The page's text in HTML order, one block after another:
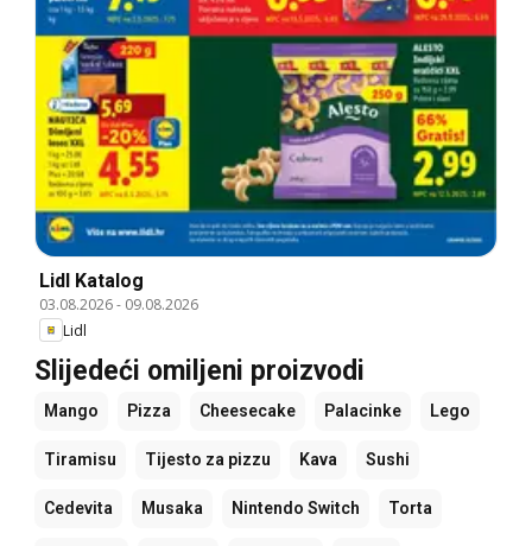
Lidl Katalog
03.08.2026- 09.08.2026
Lidl
Slijedeći omiljeni proizvodi
Mango Pizza Cheesecake Palacinke Lego
Tiramisu Tijesto za pizzu Kava Sushi
Cedevita Musaka Nintendo Switch Torta